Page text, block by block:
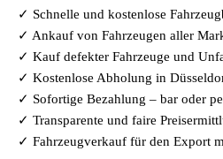
✓ Schnelle und kostenlose
✓ Ankauf von Fahrzeugen aller
✓ Kauf defekter Fahrzeuge und
✓ Kostenlose Abholung in
✓ Sofortige Bezahlung – bar oder
✓ Transparente und faire
✓ Fahrzeugverkauf für den Export